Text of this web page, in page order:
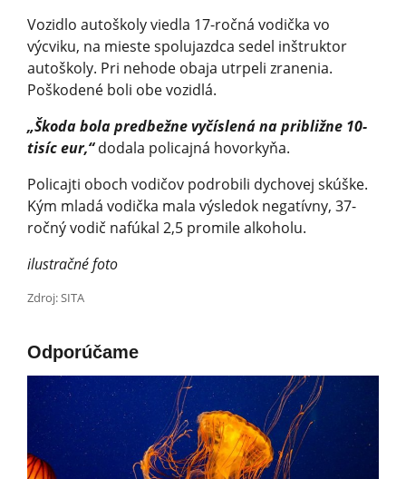
Vozidlo autoškoly viedla 17-ročná vodička vo
výcviku, na mieste spolujazdca sedel inštruktor
autoškoly. Pri nehode obaja utrpeli zranenia.
Poškodené boli obe vozidlá.
„Škoda bola predbežne vyčíslená na približne 10-
tisíc eur,“dodala policajná hovorkyňa.
Policajti oboch vodičov podrobili dychovej skúške.
Kým mladá vodička mala výsledok negatívny, 37-
ročný vodič nafúkal 2,5 promile alkoholu.
ilustračné foto
Zdroj: SITA
Odporúčame